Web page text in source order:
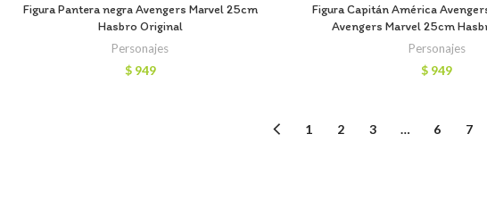
Figura Pantera negra Avengers Marvel 25cm
Hasbro Original
Personajes
$949
Figura Capitán América
Avengers Marvel 25cm
Personajes
$ 949
1 2 3 … 6 7